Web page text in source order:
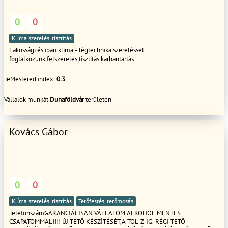
amit elképzelt!
0 0
Klíma szerelés, tisztítás
Lakossági és ipari klima - légtechnika szereléssel
foglalkozunk,felszerelés,tisztitás karbantartás.
TeMestered index:0.3
Vállalok munkátDunaföldvárterületén
Kovács Gábor
0 0
Klíma szerelés, tisztítás Tetőfestés, tetőmosás
TelefonszámGARANCIÁLISAN VÁLLALOM ALKOHOL MENTES
CSAPATOMMAL!!!! ÚJ TETŐ KÉSZÍTÉSÉT,A-TOL-Z-IG. RÉGI TETŐ